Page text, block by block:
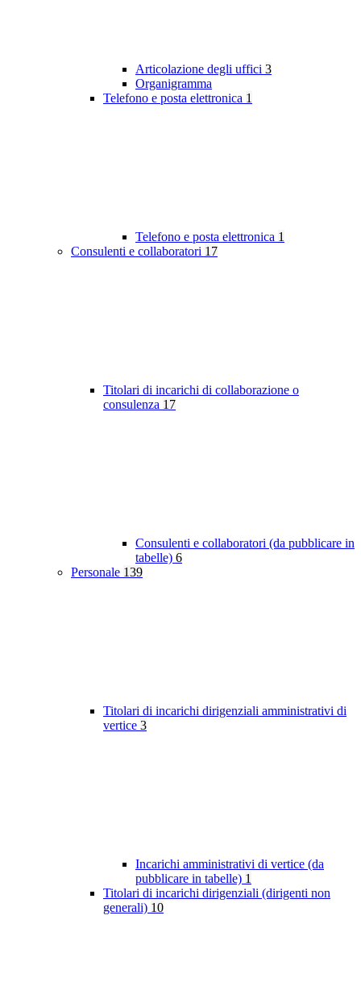
Articolazione degli uffici 3
Organigramma
Telefono e posta elettronica 1
Telefono e posta elettronica 1
Consulenti e collaboratori 17
Titolari di incarichi di collaborazione o
consulenza 17
Consulenti e collaboratori (da pubblicare in
tabelle) 6
Personale 139
Titolari di incarichi dirigenziali amministrativi di
vertice 3
Incarichi amministrativi di vertice (da
pubblicare in tabelle) 1
Titolari di incarichi dirigenziali (dirigenti non
generali) 10